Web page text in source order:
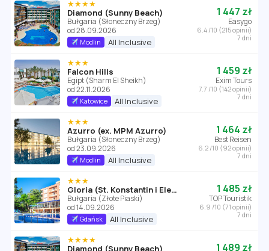
★★★★
Diamond (Sunny Beach)
Bułgaria (Słoneczny Brzeg)
od 28.09.2026
Modlin All Inclusive
1 447 zł
Easygo
6.4 /10 (215 opinii)
7 dni
★★★
Falcon Hills
Egipt (Sharm El Sheikh)
od 22.11.2026
Katowice All Inclusive
1 459 zł
Exim Tours
7.7 /10 (142 opinii)
7 dni
★★★
Azurro (ex. MPM Azurro)
Bułgaria (Słoneczny Brzeg)
od 23.09.2026
Modlin All Inclusive
1 464 zł
Best Reisen
6.2 /10 (92 opinii)
7 dni
★★★
Gloria (St. Konstantin i Elena)
Bułgaria (Złote Piaski)
od 14.09.2026
Gdańsk All Inclusive
1 485 zł
TOP Touristik
6.9 /10 (71 opinii)
7 dni
★★★★
Diamond (Sunny Beach)
1 489 zł